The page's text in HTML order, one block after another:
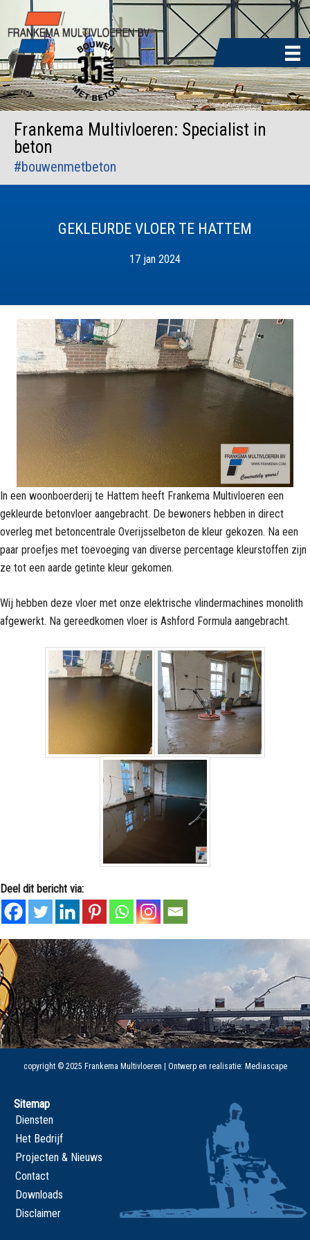
naar
hoofd
inhoud
Frankema Multivloeren: Specialist in
beton
#bouwenmetbeton
GEKLEURDE VLOER TE HATTEM
17 jan 2024
In een woonboerderij te Hattem heeft Frankema Multivloeren een
gekleurde betonvloer aangebracht. De bewoners hebben in direct
overleg met betoncentrale Overijsselbeton de kleur gekozen. Na een
paar proefjes met toevoeging van diverse percentage kleurstoffen zijn
ze tot een aarde getinte kleur gekomen.
Wij hebben deze vloer met onze elektrische vlindermachines monolith
afgewerkt. Na gereedkomen vloer is Ashford Formula aangebracht.
Deel dit bericht via:
copyright © 2025 Frankema Multivloeren | Ontwerp en realisatie: Mediascape
Sitemap
Diensten
Het Bedrijf
Projecten & Nieuws
Contact
Downloads
Disclaimer